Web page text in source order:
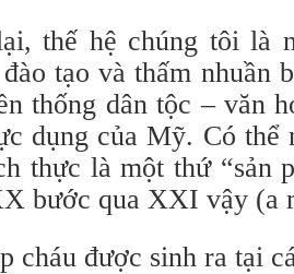
thế hệ chúng tôi là
tạo và thấm nhuần
thống dân tộc – văn
dụng của Mỹ. Có thể
thực là một thứ “sản
bước qua XXI vậy (a
cháu được sinh ra tại